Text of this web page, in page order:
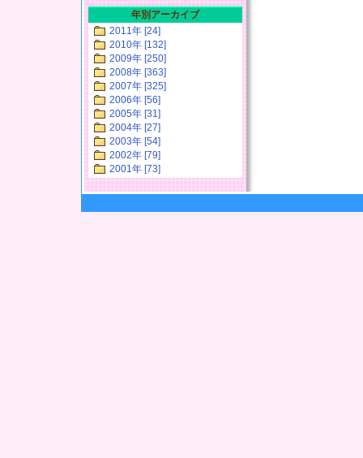
年別アーカイブ
2011年 [24]
2010年 [132]
2009年 [250]
2008年 [363]
2007年 [325]
2006年 [56]
2005年 [31]
2004年 [27]
2003年 [54]
2002年 [79]
2001年 [73]